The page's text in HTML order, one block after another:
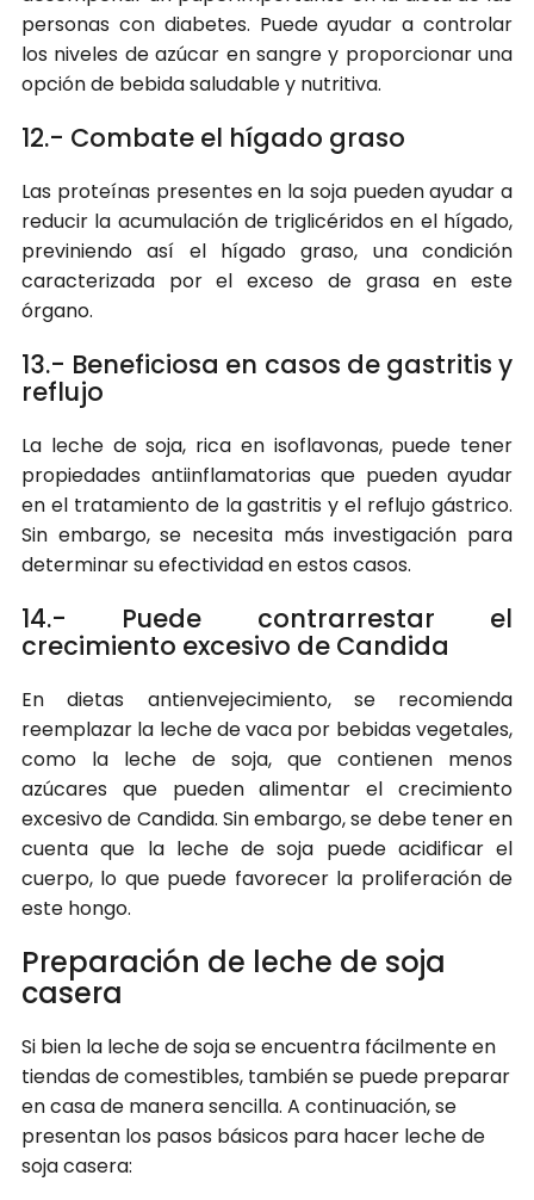
personas con diabetes. Puede ayudar a controlar
los niveles de azúcar en sangre y proporcionar una
opción de bebida saludable y nutritiva.
12.- Combate el hígado graso
Las proteínas presentes en la soja pueden ayudar a
reducir la acumulación de triglicéridos en el hígado,
previniendo así el hígado graso, una condición
caracterizada por el exceso de grasa en este
órgano.
13.- Beneficiosa en casos de gastritis y
reflujo
La leche de soja, rica en isoflavonas, puede tener
propiedades antiinflamatorias que pueden ayudar
en el tratamiento de la gastritis y el reflujo gástrico.
Sin embargo, se necesita más investigación para
determinar su efectividad en estos casos.
14.- Puede contrarrestar el
crecimiento excesivo de Candida
En dietas antienvejecimiento, se recomienda
reemplazar la leche de vaca por bebidas vegetales,
como la leche de soja, que contienen menos
azúcares que pueden alimentar el crecimiento
excesivo de Candida. Sin embargo, se debe tener en
cuenta que la leche de soja puede acidificar el
cuerpo, lo que puede favorecer la proliferación de
este hongo.
Preparación de leche de soja
casera
Si bien la leche de soja se encuentra fácilmente en
tiendas de comestibles, también se puede preparar
en casa de manera sencilla. A continuación, se
presentan los pasos básicos para hacer leche de
soja casera: